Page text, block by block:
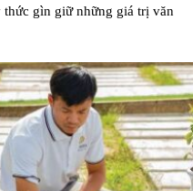
gìn giữ những giá trị văn